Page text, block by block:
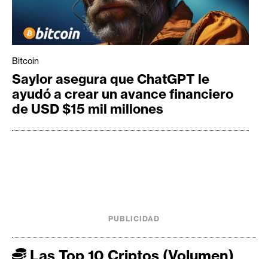
Bitcoin
Saylor asegura que ChatGPT le
ayudó a crear un avance financiero
de USD $15 mil millones
PUBLICIDAD
Las Top 10 Criptos (Volumen)